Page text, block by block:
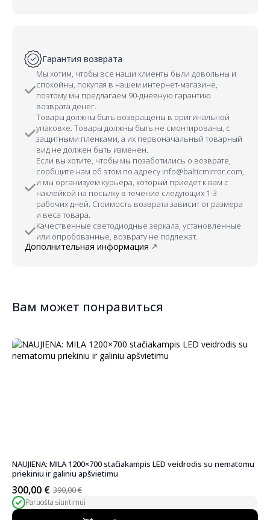
Гарантия возврата
Мы хотим, чтобы все наши клиенты были довольны и
спокойны, покупая в нашем интернет-магазине,
поэтому мы предлагаем 90-дневную гарантию
возврата денег.
Товары должны быть возвращены в оригинальной
упаковке. Товары должны быть не смонтированы, с
защитными пленками, а их первоначальный товарный
вид не должен быть изменен.
Если вы хотите, чтобы мы позаботились о возврате,
сообщите нам об этом по адресу info@balticmirror.com,
и мы организуем курьера, который приедет к вам с
наклейкой на посылку в течение следующих 1-3
рабочих дней. Стоимость возврата зависит от размера
и веса товара.
Качественные светодиодные зеркала, установленные
или опробованные, возврату не подлежат.
Дополнительная информация
Вам может понравиться
NAUJIENA: MILA 1200×700 stačiakampis LED veidrodis su nematomu
priekiniu ir galiniu apšvietimu
390,00€
Первоначальная
цена
300,00 €
Текущая
цена:Paruošta siuntimui